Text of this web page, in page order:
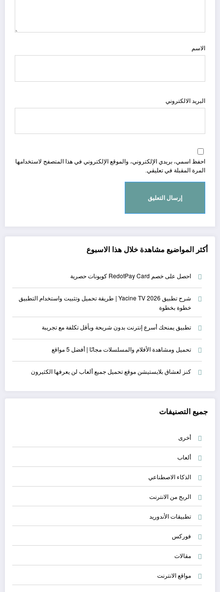
الاسم
البريد الالكتروني
احفظ اسمي، بريدي الإلكتروني، والموقع الإلكتروني في هذا المتصفح لاستخدامها
المرة المقبلة في تعليقي.
أكثر المواضيع مشاهدة خلال هذا الاسبوع
احصل على خصم RedotPay Card كوبونات حصرية
شرح تطبيق Yacine TV 2026 | طريقة تحميل وتثبيت واستخدام التطبيق
خطوة بخطوة
تطبيق يمنحك أسرع إنترنت بدون شريحة وبأقل تكلفة مع تجريبة
تحميل ومشاهدة الأفلام والمسلسلات مجانًا | أفضل 5 مواقع
كنز لعشاق بلايستيشن موقع تحميل جميع ألعاب لن يعرفها الكثيرون
جميع التصنيفات
أخرى
ألعاب
الذكاء الاصطناعي
الربح من الانترنت
تطبيقات الأندوريد
فوركس
مقالات
مواقع الانترنت